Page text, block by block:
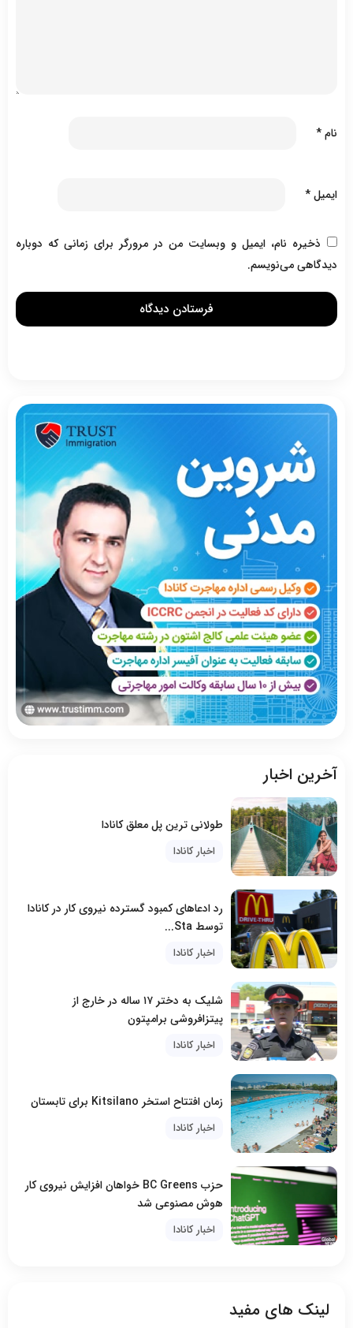
نام*
ایمیل*
ذخیره نام، ایمیل و وبسایت من در مرورگر برای زمانی که دوباره
دیدگاهی می‌نویسم.
آخرین اخبار
طولانی ترین پل معلق کانادا
اخبار کانادا
رد ادعاهای کمبود گسترده نیروی کار در کانادا
توسط Sta...
اخبار کانادا
شلیک به دختر ۱۷ ساله در خارج از
پیتزافروشی برامپتون
اخبار کانادا
زمان افتتاح استخر Kitsilano برای تابستان
اخبار کانادا
حزب BC Greens خواهان افزایش نیروی کار
هوش مصنوعی شد
اخبار کانادا
لینک های مفید